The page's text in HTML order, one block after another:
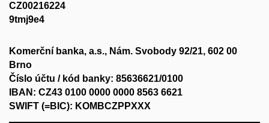
CZ00216224
9tmj9e4
Komerční banka, a.s., Nám. Svobody 92/21, 602 00
Brno
Číslo účtu / kód banky: 85636621/0100
IBAN: CZ43 0100 0000 0000 8563 6621
SWIFT (=BIC): KOMBCZPPXXX